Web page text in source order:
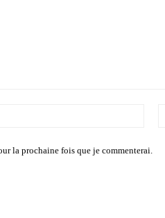
la prochaine fois que je commenterai.